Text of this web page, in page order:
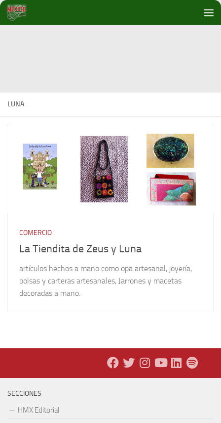
Debajo del contenido
LUNA
COMERCIO
La Tiendita de Zeus y Luna
artículos hechos a mano como opa artesanal, joyería,
bolsas y carteras artesanales, Jarrones y macetas
decoradas a mano.
SECCIONES
HMX Editorial